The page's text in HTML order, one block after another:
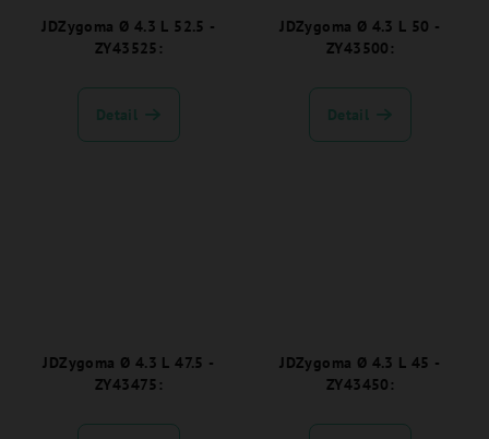
JDZygoma Ø 4.3 L 52.5 -
ZY43525:
Detail
JDZygoma Ø 4.3 L 50 -
ZY43500:
Detail
JDZygoma Ø 4.3 L 47.5 -
ZY43475:
JDZygoma Ø 4.3 L 45 -
ZY43450: